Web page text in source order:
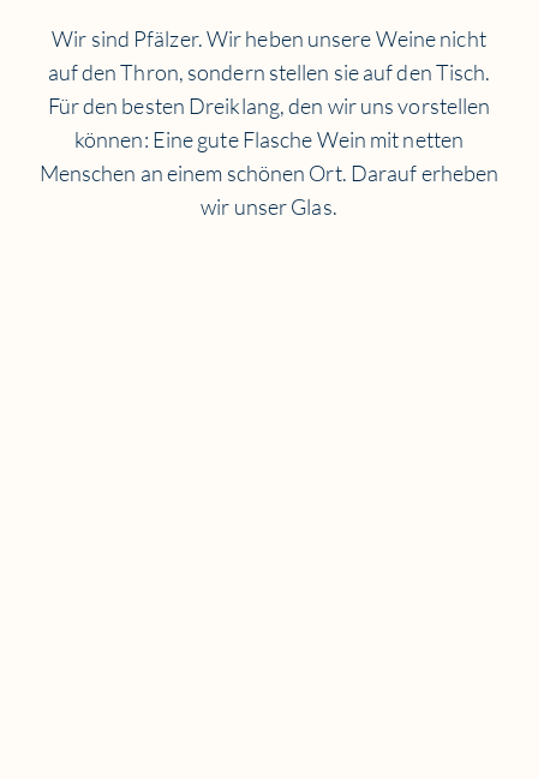
Wir sind Pfälzer. Wir heben unsere Weine nicht
auf den Thron, sondern stellen sie auf den Tisch.
Für den besten Dreiklang, den wir uns vorstellen
können: Eine gute Flasche Wein mit netten
Menschen an einem schönen Ort. Darauf erheben
wir unser Glas.